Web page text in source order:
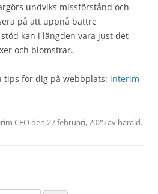
undviks missförstånd och
på att uppnå bättre
kan i längden vara just det
och blomstrar.
tips för dig på webbplats: interim-
CFOden 27 februari, 2025av harald.